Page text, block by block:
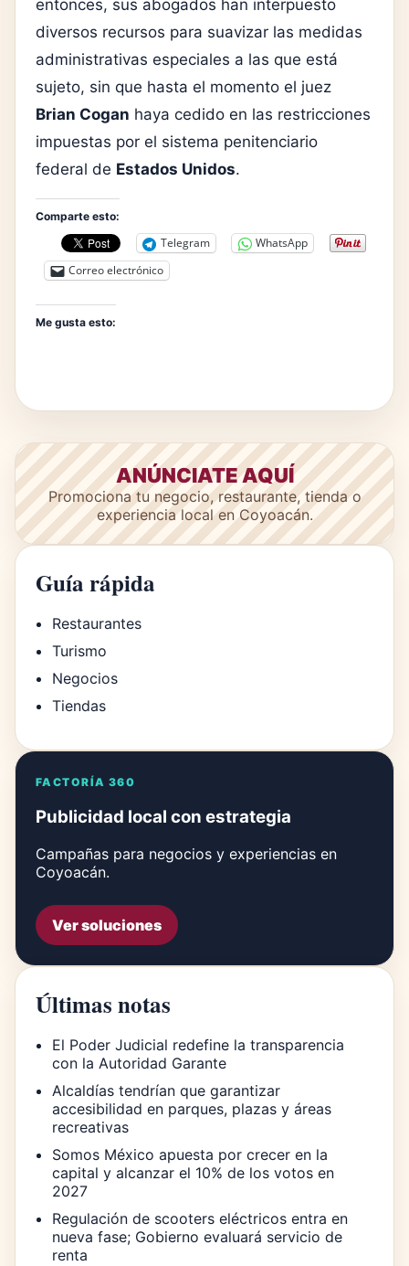
entonces, sus abogados han interpuesto
diversos recursos para suavizar las medidas
administrativas especiales a las que está
sujeto, sin que hasta el momento el juez
Brian Cogan haya cedido en las restricciones
impuestas por el sistema penitenciario
federal de Estados Unidos.
Comparte esto:
Telegram
WhatsApp
Correo electrónico
Me gusta esto:
ANÚNCIATE AQUÍ
Promociona tu negocio, restaurante, tienda o
experiencia local en Coyoacán.
Guía rápida
Restaurantes
Turismo
Negocios
Tiendas
FACTORÍA 360
Publicidad local con estrategia
Campañas para negocios y experiencias en
Coyoacán.
Ver soluciones
Últimas notas
El Poder Judicial redefine la transparencia
con la Autoridad Garante
Alcaldías tendrían que garantizar
accesibilidad en parques, plazas y áreas
recreativas
Somos México apuesta por crecer en la
capital y alcanzar el 10% de los votos en
2027
Regulación de scooters eléctricos entra en
nueva fase; Gobierno evaluará servicio de
renta